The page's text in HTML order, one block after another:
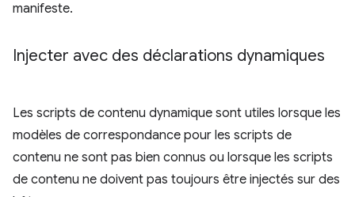
manifeste.
Injecter avec des déclarations dynamiques
Les scripts de contenu dynamique sont utiles lorsque les
modèles de correspondance pour les scripts de
contenu ne sont pas bien connus ou lorsque les scripts
de contenu ne doivent pas toujours être injectés sur des